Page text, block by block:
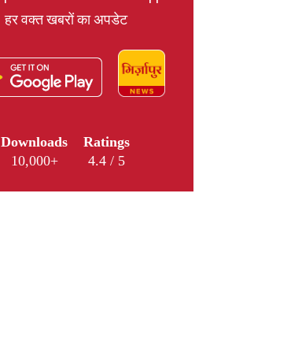
हर वक्त खबरों का अपडेट
Downloads
10,000+
Ratings
4.4 / 5